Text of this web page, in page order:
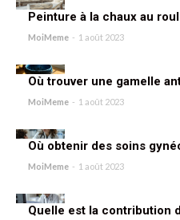
Peinture à la chaux au
MoiMeme - 1 août 2023
Où trouver une gamelle
MoiMeme - 1 août 2023
Où obtenir des soins
MoiMeme - 1 août 2023
Quelle est la contribution